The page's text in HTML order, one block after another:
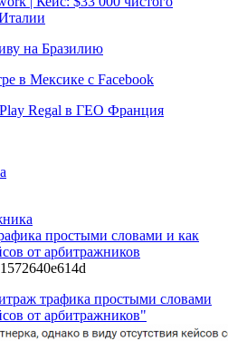
на Бразилию
в Мексике с Facebook
Regal в ГЕО Франция
простыми словами и как
от арбитражников
трафика простыми словами
от арбитражников"